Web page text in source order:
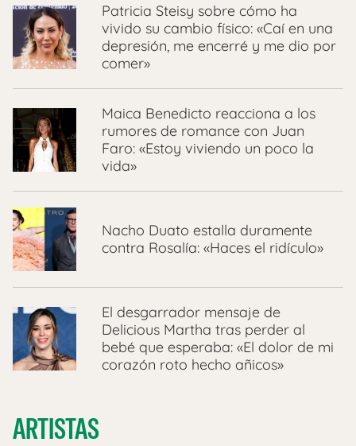
Patricia Steisy sobre cómo ha
vivido su cambio físico: «Caí en una
depresión, me encerré y me dio por
comer»
Maica Benedicto reacciona a los
rumores de romance con Juan
Faro: «Estoy viviendo un poco la
vida»
Nacho Duato estalla duramente
contra Rosalía: «Haces el ridículo»
El desgarrador mensaje de
Delicious Martha tras perder al
bebé que esperaba: «El dolor de mi
corazón roto hecho añicos»
ARTISTAS